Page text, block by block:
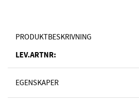
PRODUKTBESKRIVNING
LEV.ARTNR:
EGENSKAPER